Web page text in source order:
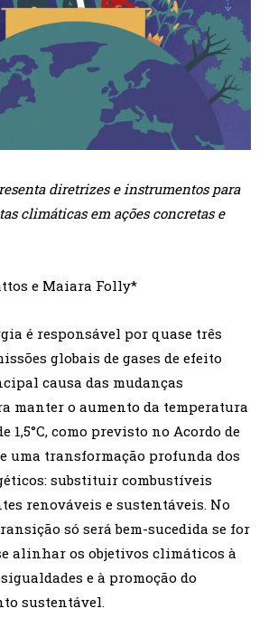
diretrizes e instrumentos para
climáticas em ações concretas e
e Maiara Folly*
é responsável por quase três
globais de gases de efeito
causa das mudanças
manter o aumento da temperatura
1,5°C, como previsto no Acordo de
uma transformação profunda dos
substituir combustíveis
renováveis e sustentáveis. No
só será bem-sucedida se for
alinhar os objetivos climáticos à
e à promoção do
sustentável.